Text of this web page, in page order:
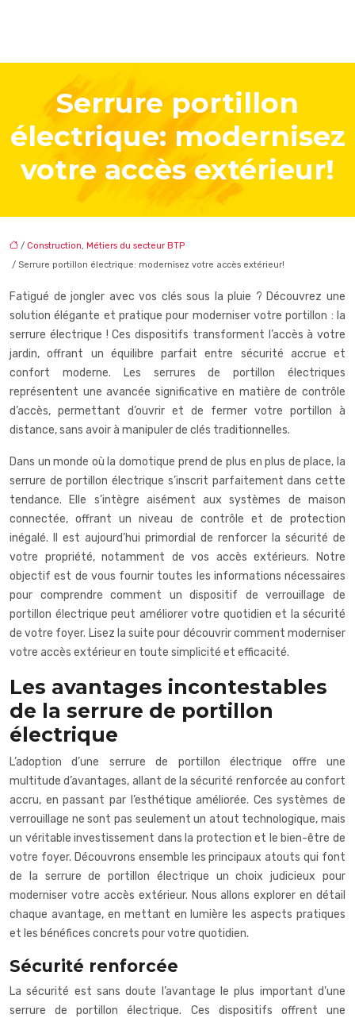
Serrure portillon
électrique: modernisez
votre accès extérieur!
/ Construction, Métiers du secteur BTP
/ Serrure portillon électrique: modernisez votre accès extérieur!
Fatigué de jongler avec vos clés sous la pluie ? Découvrez une
solution élégante et pratique pour moderniser votre portillon : la
serrure électrique ! Ces dispositifs transforment l’accès à votre
jardin, offrant un équilibre parfait entre sécurité accrue et
confort moderne. Les serrures de portillon électriques
représentent une avancée significative en matière de contrôle
d’accès, permettant d’ouvrir et de fermer votre portillon à
distance, sans avoir à manipuler de clés traditionnelles.
Dans un monde où la domotique prend de plus en plus de place, la
serrure de portillon électrique s’inscrit parfaitement dans cette
tendance. Elle s’intègre aisément aux systèmes de maison
connectée, offrant un niveau de contrôle et de protection
inégalé. Il est aujourd’hui primordial de renforcer la sécurité de
votre propriété, notamment de vos accès extérieurs. Notre
objectif est de vous fournir toutes les informations nécessaires
pour comprendre comment un dispositif de verrouillage de
portillon électrique peut améliorer votre quotidien et la sécurité
de votre foyer. Lisez la suite pour découvrir comment moderniser
votre accès extérieur en toute simplicité et efficacité.
Les avantages incontestables
de la serrure de portillon
électrique
L’adoption d’une serrure de portillon électrique offre une
multitude d’avantages, allant de la sécurité renforcée au confort
accru, en passant par l’esthétique améliorée. Ces systèmes de
verrouillage ne sont pas seulement un atout technologique, mais
un véritable investissement dans la protection et le bien-être de
votre foyer. Découvrons ensemble les principaux atouts qui font
de la serrure de portillon électrique un choix judicieux pour
moderniser votre accès extérieur. Nous allons explorer en détail
chaque avantage, en mettant en lumière les aspects pratiques
et les bénéfices concrets pour votre quotidien.
Sécurité renforcée
La sécurité est sans doute l’avantage le plus important d’une
serrure de portillon électrique. Ces dispositifs offrent une